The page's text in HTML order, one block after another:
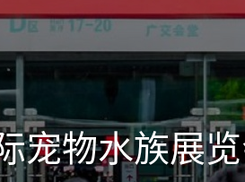
宠物水族展